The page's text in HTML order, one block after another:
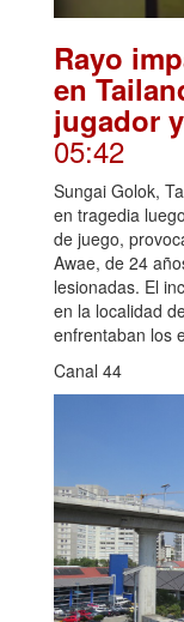
Rayo
en
jugador
05:42
Sungai Golok,
en tragedia
de juego,
Awae, de 24
lesionadas. El
en la localidad
enfrentaban los
Canal 44